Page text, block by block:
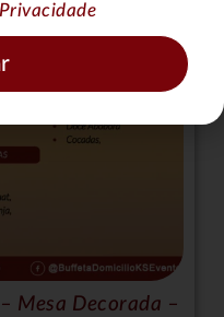
Mesa Decorada –